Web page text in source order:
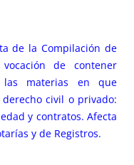
de la Compilación de
de contener
las materias en que
civil o privado:
y contratos. Afecta
y de Registros.